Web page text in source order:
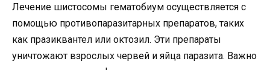
Лечение шистосомы гематобиум осуществляется с
помощью противопаразитарных препаратов, таких
как празиквантел или октозил. Эти препараты
уничтожают взрослых червей и яйца паразита. Важно